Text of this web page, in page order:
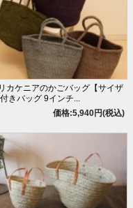
カケニアのかごバッグ【サイザ
きバッグ 9インチ...
価格:5,940円(税込)